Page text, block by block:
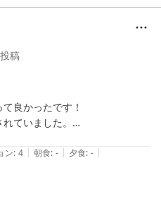
投稿
良かったです！
ていました。
ン: 4 | 朝食: - | 夕食: - |